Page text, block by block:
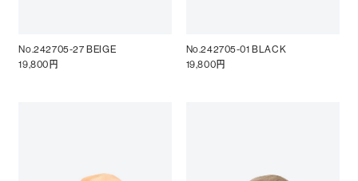
No.242705-27 BEIGE
19,800円
No.242705-01 BLACK
19,800円